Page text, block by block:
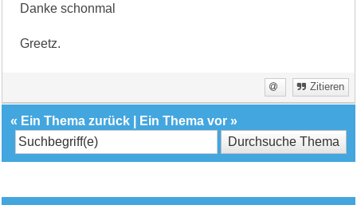
Danke schonmal
Greetz.
Zitieren
« Ein Thema zurück Ein Thema vor »